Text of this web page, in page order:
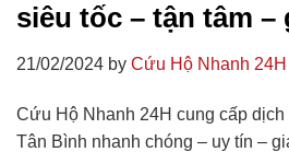
siêu tốc – tận tâm –
21/02/2024 by Cứu Hộ Nhanh 24H
Cứu Hộ Nhanh 24H cung cấp
Tân Bình nhanh chóng – uy tín –